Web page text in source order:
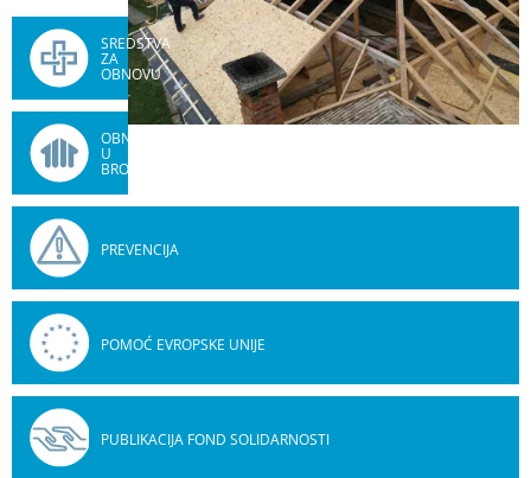
SREDSTVA
ZA
OBNOVU
OBNOVA
U
BROJKAMA
PREVENCIJA
POMOĆ EVROPSKE UNIJE
PUBLIKACIJA FOND SOLIDARNOSTI